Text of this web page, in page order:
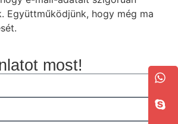
Együttműködjünk, hogy még ma
most!